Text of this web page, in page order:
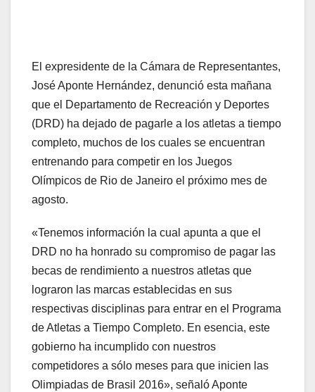
El expresidente de la Cámara de Representantes,
José Aponte Hernández, denunció esta mañana
que el Departamento de Recreación y Deportes
(DRD) ha dejado de pagarle a los atletas a tiempo
completo, muchos de los cuales se encuentran
entrenando para competir en los Juegos
Olímpicos de Rio de Janeiro el próximo mes de
agosto.
«Tenemos información la cual apunta a que el
DRD no ha honrado su compromiso de pagar las
becas de rendimiento a nuestros atletas que
lograron las marcas establecidas en sus
respectivas disciplinas para entrar en el Programa
de Atletas a Tiempo Completo. En esencia, este
gobierno ha incumplido con nuestros
competidores a sólo meses para que inicien las
Olimpiadas de Brasil 2016», señaló Aponte